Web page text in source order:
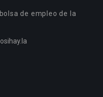
de empleo de la